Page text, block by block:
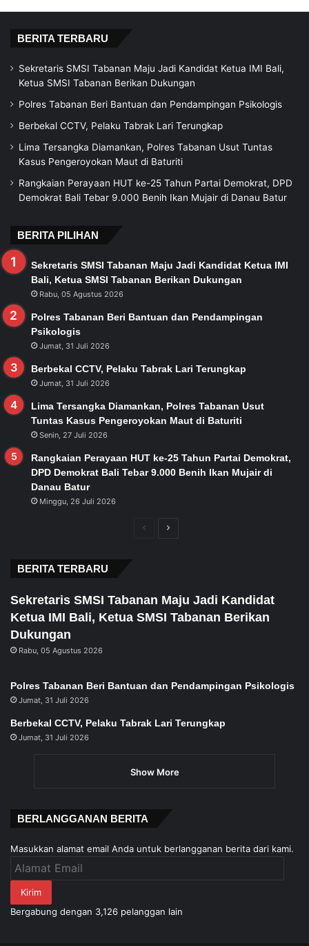
BERITA TERBARU
Sekretaris SMSI Tabanan Maju Jadi Kandidat Ketua IMI Bali,
Ketua SMSI Tabanan Berikan Dukungan
Polres Tabanan Beri Bantuan dan Pendampingan Psikologis
Berbekal CCTV, Pelaku Tabrak Lari Terungkap
Lima Tersangka Diamankan, Polres Tabanan Usut Tuntas
Kasus Pengeroyokan Maut di Baturiti
Rangkaian Perayaan HUT ke-25 Tahun Partai Demokrat, DPD
Demokrat Bali Tebar 9.000 Benih Ikan Mujair di Danau Batur
BERITA PILIHAN
Sekretaris SMSI Tabanan Maju Jadi Kandidat Ketua IMI
Bali, Ketua SMSI Tabanan Berikan Dukungan
Rabu, 05 Agustus 2026
Polres Tabanan Beri Bantuan dan Pendampingan
Psikologis
Jumat, 31 Juli 2026
Berbekal CCTV, Pelaku Tabrak Lari Terungkap
Jumat, 31 Juli 2026
Lima Tersangka Diamankan, Polres Tabanan Usut
Tuntas Kasus Pengeroyokan Maut di Baturiti
Senin, 27 Juli 2026
Rangkaian Perayaan HUT ke-25 Tahun Partai Demokrat,
DPD Demokrat Bali Tebar 9.000 Benih Ikan Mujair di
Danau Batur
Minggu, 26 Juli 2026
PreviousNext
BERITA TERBARU
Sekretaris SMSI Tabanan Maju Jadi Kandidat
Ketua IMI Bali, Ketua SMSI Tabanan Berikan
Dukungan
Rabu, 05 Agustus 2026
Polres Tabanan Beri Bantuan dan Pendampingan Psikologis
Jumat, 31 Juli 2026
Berbekal CCTV, Pelaku Tabrak Lari Terungkap
Jumat, 31 Juli 2026
Show More
BERLANGGANAN BERITA
Masukkan alamat email Anda untuk berlangganan berita dari kami.
Alamat
Kirim
Bergabung dengan 3,126 pelanggan lain